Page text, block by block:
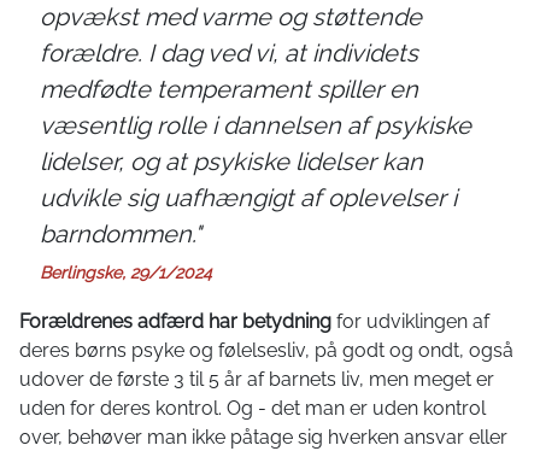
opvækst med varme og støttende
forældre. I dag ved vi, at individets
medfødte temperament spiller en
væsentlig rolle i dannelsen af psykiske
lidelser, og at psykiske lidelser kan
udvikle sig uafhængigt af oplevelser i
barndommen."
Berlingske, 29/1/2024
Forældrenes adfærd har betydning for udviklingen af
deres børns psyke og følelsesliv, på godt og ondt, også
udover de første 3 til 5 år af barnets liv, men meget er
uden for deres kontrol. Og - det man er uden kontrol
over, behøver man ikke påtage sig hverken ansvar eller